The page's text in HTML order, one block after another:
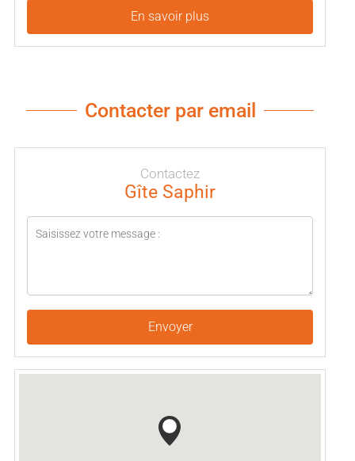
En savoir plus
Contacter par email
Contactez
Gîte Saphir
Envoyer